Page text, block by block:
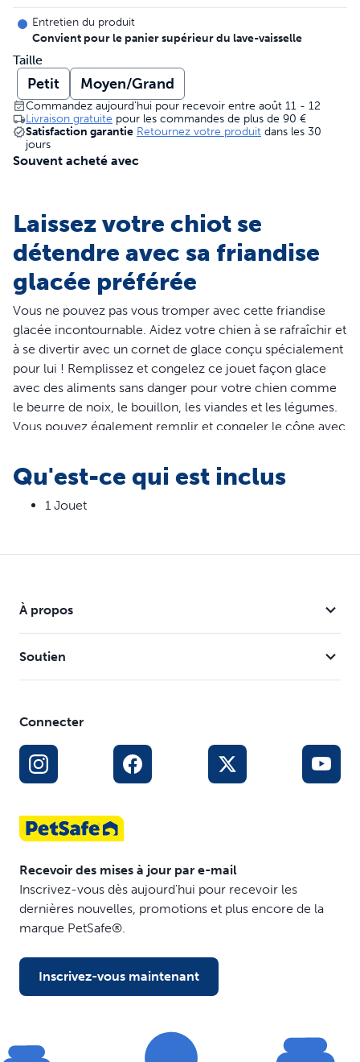
Entretien du produit
Convient pour le panier supérieur du lave-vaisselle
Taille
Petit Moyen/Grand
Commandez aujourd'hui pour recevoir entre août 11 - 12
Livraison gratuite pour les commandes de plus de 90 €
Satisfaction garantie Retournez votre produit dans les 30
jours
Souvent acheté avec
Laissez votre chiot se
détendre avec sa friandise
glacée préférée
Vous ne pouvez pas vous tromper avec cette friandise
glacée incontournable. Aidez votre chien à se rafraîchir et
à se divertir avec un cornet de glace conçu spécialement
pour lui ! Remplissez et congelez ce jouet façon glace
avec des aliments sans danger pour votre chien comme
le beurre de noix, le bouillon, les viandes et les légumes.
Vous pouvez également remplir et congeler le cône avec
alimentation progressive qu'il aura tout le loisir de
savourer. Le caoutchouc sans BPA est parfumé à la vanille
pour que votre chien reste heureux, même après que les
sécurité.
Caractéristiques
Combat l'ennui et atténue l'anxiété en gardant votre
chien occupé et engagé
chien pendant 20 à 30 minutes de jeu
En mastiquant les rainures et les crevasses, votre chien
nettoie ses dents et ses gencives
Le caoutchouc parfumé à la vanille est sans BPA
Taille petit adaptée aux chiens pesant entre 3,6 et 14 kg
; taille moyen/grand adaptée aux chiens pesant entre
Qu'est-ce qui est inclus
1 Jouet
À propos
Soutien
Connecter
Recevoir des mises à jour par e-mail
Inscrivez-vous dès aujourd'hui pour recevoir les
dernières nouvelles, promotions et plus encore de la
marque PetSafe®.
Inscrivez-vous maintenant